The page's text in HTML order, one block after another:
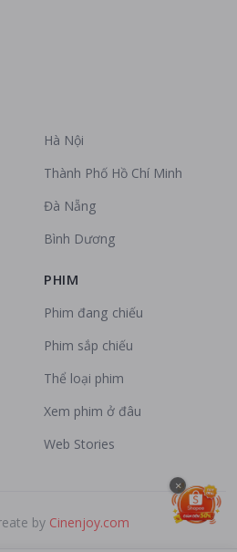
Hà Nội
Thành Phố Hồ Chí Minh
Đà Nẵng
Bình Dương
PHIM
Phim đang chiếu
Phim sắp chiếu
Thể loại phim
Xem phim ở đâu
Web Stories
by Cinenjoy.com
×